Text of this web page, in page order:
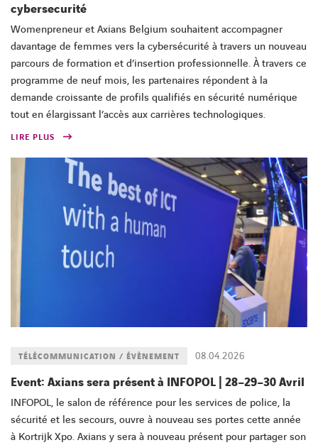
cybersecurité
Womenpreneur et Axians Belgium souhaitent accompagner
davantage de femmes vers la cybersécurité à travers un nouveau
parcours de formation et d’insertion professionnelle. À travers ce
programme de neuf mois, les partenaires répondent à la
demande croissante de profils qualifiés en sécurité numérique
tout en élargissant l’accès aux carrières technologiques.
LIRE PLUS
08.04.2026
TÉLÉCOMMUNICATION / ÉVÈNEMENT
Event: Axians sera présent à INFOPOL | 28–29–30 Avril
INFOPOL, le salon de référence pour les services de police, la
sécurité et les secours, ouvre à nouveau ses portes cette année
à Kortrijk Xpo. Axians y sera à nouveau présent pour partager son